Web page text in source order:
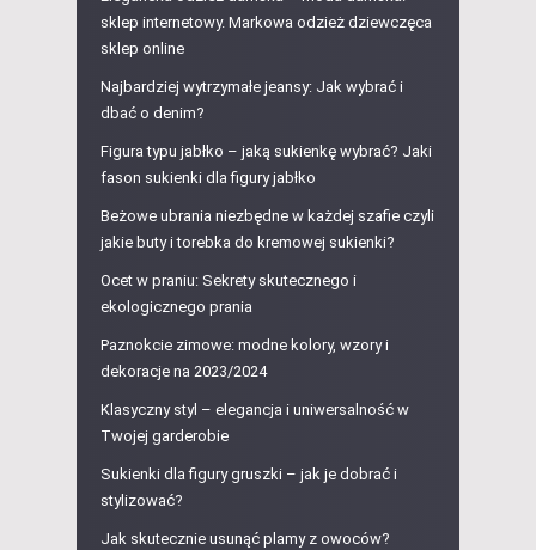
sklep internetowy. Markowa odzież dziewczęca
sklep online
Najbardziej wytrzymałe jeansy: Jak wybrać i
dbać o denim?
Figura typu jabłko – jaką sukienkę wybrać? Jaki
fason sukienki dla figury jabłko
Beżowe ubrania niezbędne w każdej szafie czyli
jakie buty i torebka do kremowej sukienki?
Ocet w praniu: Sekrety skutecznego i
ekologicznego prania
Paznokcie zimowe: modne kolory, wzory i
dekoracje na 2023/2024
Klasyczny styl – elegancja i uniwersalność w
Twojej garderobie
Sukienki dla figury gruszki – jak je dobrać i
stylizować?
Jak skutecznie usunąć plamy z owoców?